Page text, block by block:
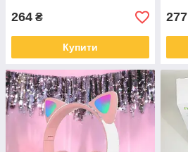
264 ₴
Купити
277